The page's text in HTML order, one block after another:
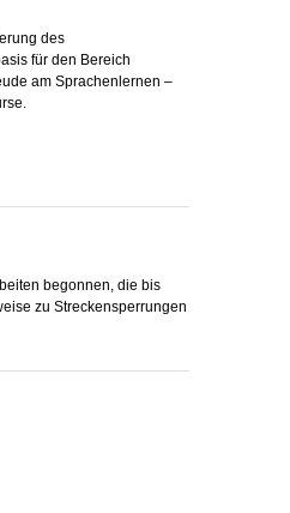
des
für den Bereich
am Sprachenlernen –
begonnen, die bis
zu Streckensperrungen